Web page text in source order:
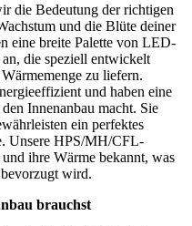
die Bedeutung der richtigen
und die Blüte deiner
eine breite Palette von LED-
die speziell entwickelt
zu liefern.
und haben eine
Innenanbau macht. Sie
ein perfektes
Unsere HPS/MH/CFL-
ihre Wärme bekannt, was
wird.
brauchst